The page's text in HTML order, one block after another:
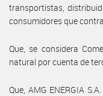
transportistas,
consumidores que
Que, se considera
natural por cuenta de
Que, AMG ENERGIA